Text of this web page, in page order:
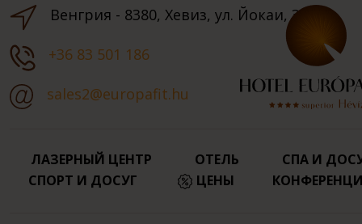
Венгрия - 8380, Хевиз, ул. Йокаи, 3.
+36 83 501 186
sales2@europafit.hu
ЛАЗЕРНЫЙ ЦЕНТР ОТЕЛЬ
СПА И
СПОРТ И ДОСУГ
ЦЕНЫ